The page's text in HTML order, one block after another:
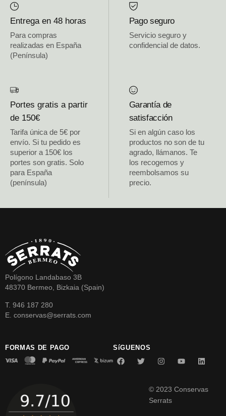
Entrega en 48 horas
Para compras
realizadas en España
(Península)
Pago seguro
Servicio seguro y
confidencial de datos.
Portes gratis a partir
de 150€
Tarifa única de 5€ por
envío. Si tu pedido es
superior a 150€ los
portes son gratis. Solo
para España
(península)
Garantía de
satisfacción
Si en algún caso los
productos no son de tu
agrado, llámanos. Te
los recogemos y
reembolsamos su
precio.
Polígono Landabaso 3B
48370 Bermeo, Bizkaia (Spain)
T. 946 187 280
E. conservas@serrats.com
FORMAS DE PAGO SíGUENOS
© 2023 Conservas
Serrats